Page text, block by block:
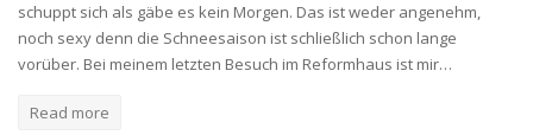
schuppt sich als gäbe es kein Morgen. Das ist weder angenehm,
noch sexy denn die Schneesaison ist schließlich schon lange
vorüber. Bei meinem letzten Besuch im Reformhaus ist mir…
Read more